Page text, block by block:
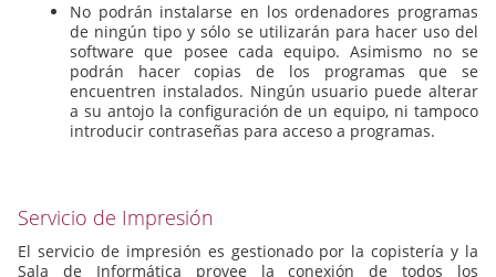
No podrán instalarse en los ordenadores programas
de ningún tipo y sólo se utilizarán para hacer uso del
software que posee cada equipo. Asimismo no se
podrán hacer copias de los programas que se
encuentren instalados. Ningún usuario puede alterar
a su antojo la configuración de un equipo, ni tampoco
introducir contraseñas para acceso a programas.
Servicio de Impresión
El servicio de impresión es gestionado por la copistería y la
Sala de Informática provee la conexión de todos los